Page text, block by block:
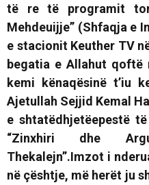
të re të programit
Mehdeuijje” (Shfaqja e
e stacionit Keuther TV
begatia e Allahut qoftë
kemi kënaqësinë t’iu
Ajetullah Sejjid Kemal
e shtatëdhjetëepestë
“Zinxhiri dhe
Thekalejn”.Imzot i
në çështje, më herët ju